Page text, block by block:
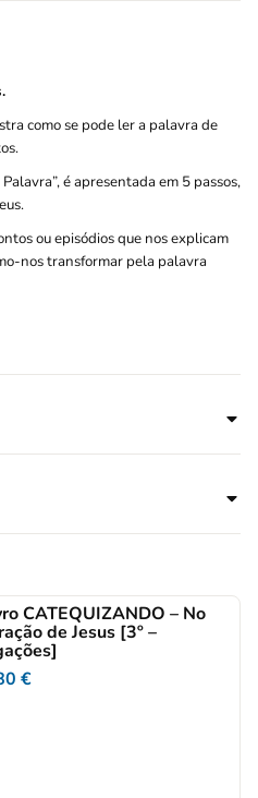
como se pode ler a palavra de
é apresentada em 5 passos,
ou episódios que nos explicam
nos transformar pela palavra
CATEQUIZANDO – No
de Jesus [3º –
€